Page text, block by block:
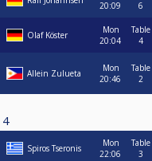
20:09
6
Olaf Köster
Mon
20:04
Table
4
Allein Zulueta
Mon
20:46
Table
2
4
Spiros Tseronis
Mon
22:06
Table
3